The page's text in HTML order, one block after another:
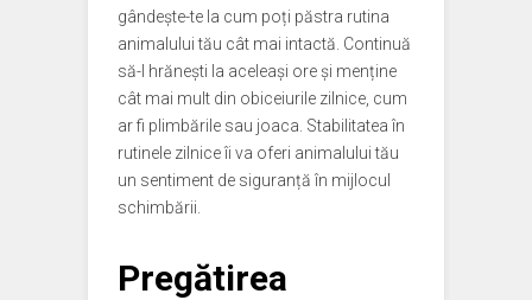
gândește-te la cum poți păstra rutina
animalului tău cât mai intactă. Continuă
să-l hrănești la aceleași ore și menține
cât mai mult din obiceiurile zilnice, cum
ar fi plimbările sau joaca. Stabilitatea în
rutinele zilnice îi va oferi animalului tău
un sentiment de siguranță în mijlocul
schimbării.
Pregătirea